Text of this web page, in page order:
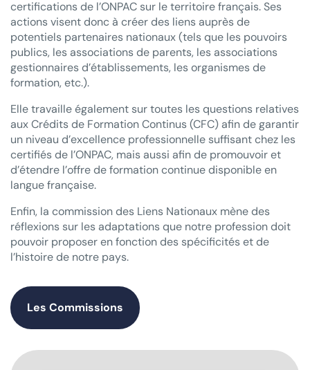
certifications de l’ONPAC sur le territoire français. Ses
actions visent donc à créer des liens auprès de
potentiels partenaires nationaux (tels que les pouvoirs
publics, les associations de parents, les associations
gestionnaires d’établissements, les organismes de
formation, etc.).
Elle travaille également sur toutes les questions relatives
aux Crédits de Formation Continus (CFC) afin de garantir
un niveau d’excellence professionnelle suffisant chez les
certifiés de l’ONPAC, mais aussi afin de promouvoir et
d’étendre l’offre de formation continue disponible en
langue française.
Enfin, la commission des Liens Nationaux mène des
réflexions sur les adaptations que notre profession doit
pouvoir proposer en fonction des spécificités et de
l’histoire de notre pays.
Les Commissions